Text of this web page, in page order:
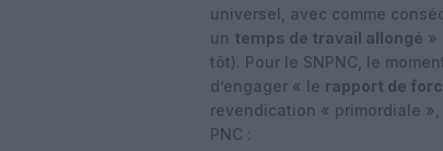
universel, avec comme
un temps de travail allongé »
tôt). Pour le SNPNC, le
d’engager « le rapport de
revendication « primordiale
PNC :